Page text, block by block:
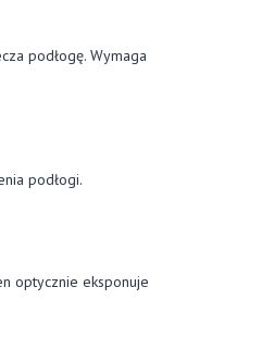
podłogę. Wymaga
podłogi.
optycznie eksponuje